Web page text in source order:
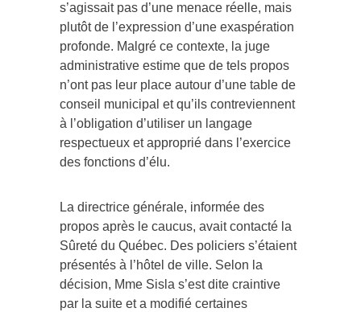
s’agissait pas d’une menace réelle, mais
plutôt de l’expression d’une exaspération
profonde. Malgré ce contexte, la juge
administrative estime que de tels propos
n’ont pas leur place autour d’une table de
conseil municipal et qu’ils contreviennent
à l’obligation d’utiliser un langage
respectueux et approprié dans l’exercice
des fonctions d’élu.
La directrice générale, informée des
propos après le caucus, avait contacté la
Sûreté du Québec. Des policiers s’étaient
présentés à l’hôtel de ville. Selon la
décision, Mme Sisla s’est dite craintive
par la suite et a modifié certaines